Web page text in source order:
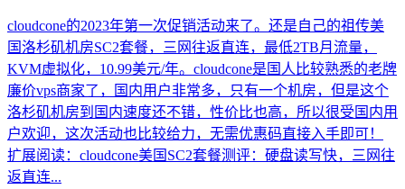
cloudcone的2023年第一次促销活动来了。还是自己的祖传美
国洛杉矶机房SC2套餐，三网往返直连，最低2TB月流量，
KVM虚拟化，10.99美元/年。cloudcone是国人比较熟悉的老牌
廉价vps商家了，国内用户非常多，只有一个机房，但是这个
洛杉矶机房到国内速度还不错，性价比也高，所以很受国内用
户欢迎，这次活动也比较给力，无需优惠码直接入手即可！
扩展阅读：cloudcone美国SC2套餐测评：硬盘读写快，三网往
返直连...